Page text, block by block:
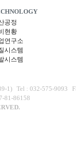
공정
현황
연구소
시스템
시스템
1) Tel : 032-575-9093
81-86158